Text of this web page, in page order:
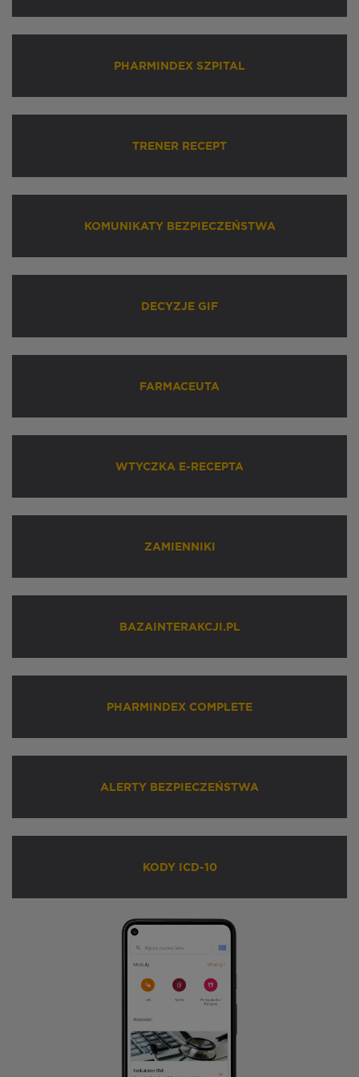
PHARMINDEX SZPITAL
TRENER RECEPT
KOMUNIKATY BEZPIECZEŃSTWA
DECYZJE GIF
FARMACEUTA
WTYCZKA E-RECEPTA
ZAMIENNIKI
BAZAINTERAKCJI.PL
PHARMINDEX COMPLETE
ALERTY BEZPIECZEŃSTWA
KODY ICD-10